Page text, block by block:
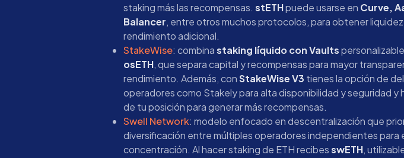
staking más las recompensas. stETHpuede usarse en Curve,
Balancer, entre otros muchos protocolos, para obtener
rendimiento adicional.
StakeWise: combinastaking líquido con Vaults
osETH, que separa capital y recompensas para mayor
rendimiento. Además, conStakeWise V3 tienes la opción de
operadores como Stakely para alta disponibilidad y seguridad y
de tu posición para generar más recompensas.
Swell Network: modelo enfocado en descentralización que
diversificación entre múltiples operadores independientes para
concentración. Al hacer staking de ETH recibesswETH,